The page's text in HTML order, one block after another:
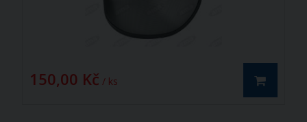
150,00 Kč / ks